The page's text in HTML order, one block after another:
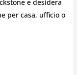
e desidera
per casa, ufficio o